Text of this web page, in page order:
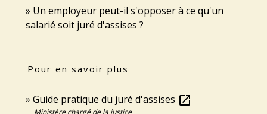
Un employeur peut-il s'opposer à ce qu'un
salarié soit juré d'assises ?
Pour en savoir plus
Guide pratique du juré d'assises open_in_new
Ministère chargé de la justice